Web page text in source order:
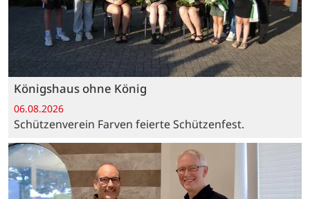
Königshaus ohne König
06.08.2026
Schützenverein Farven feierte Schützenfest.